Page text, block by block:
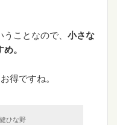
ことなので、 小さな
。
得ですね。
ひな野